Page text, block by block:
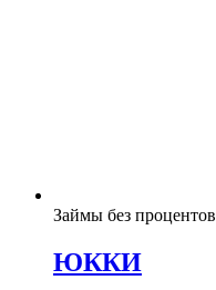
Займы без процентов
ЮККИ